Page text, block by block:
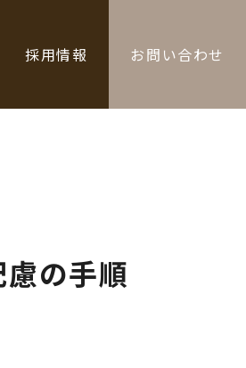
採用情報 お問い合わせ
の手順